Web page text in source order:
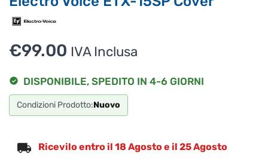
€99.00 IVA Inclusa
DISPONIBILE, SPEDITO IN 4-6 GIORNI
Condizioni Prodotto:Nuovo
Ricevilo entro il 18 Agosto e il 25 Agosto